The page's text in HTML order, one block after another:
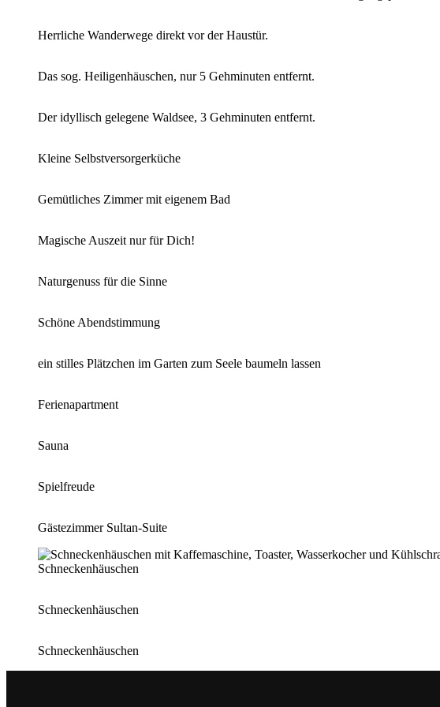
Herrliche Wanderwege direkt vor der Haustür.
Das sog. Heiligenhäuschen, nur 5 Gehminuten entfernt.
Der idyllisch gelegene Waldsee, 3 Gehminuten entfernt.
Kleine Selbstversorgerküche
Gemütliches Zimmer mit eigenem Bad
Magische Auszeit nur für Dich!
Naturgenuss für die Sinne
Schöne Abendstimmung
ein stilles Plätzchen im Garten zum Seele baumeln lassen
Ferienapartment
Sauna
Spielfreude
Gästezimmer Sultan-Suite
Schneckenhäuschen
Schneckenhäuschen
Schneckenhäuschen